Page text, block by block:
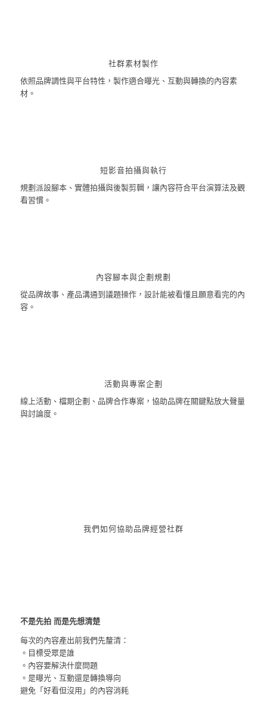
社群素材製作
依照品牌調性與平台特性，製作適合曝光、互動與轉換的內容素
材。
短影音拍攝與執行
規劃派設腳本、實體拍攝與後製剪輯，讓內容符合平台演算法及觀
看習慣。
內容腳本與企劃規劃
從品牌故事、產品溝通到議題操作，設計能被看懂且願意看完的內
容。
活動與專案企劃
線上活動、檔期企劃、品牌合作專案，協助品牌在關鍵點放大聲量
與討論度。
我們如何協助品牌經營社群
不是先拍 而是先想清楚
每次的內容產出前我們先釐清：
。目標受眾是誰
。內容要解決什麼問題
。是曝光、互動還是轉換導向
避免「好看但沒用」的內容消耗